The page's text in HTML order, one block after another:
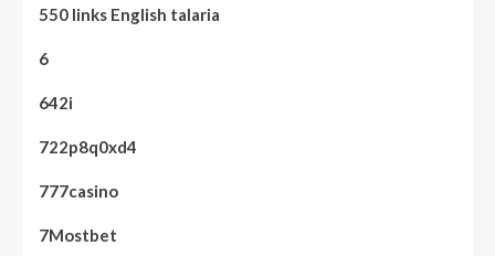
550 links English talaria
6
642i
722p8q0xd4
777casino
7Mostbet